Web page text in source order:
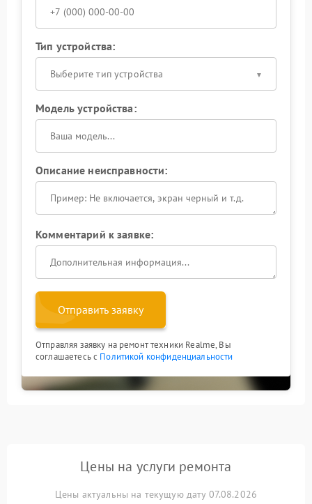
Тип устройства:
Выберите тип устройства
Модель устройства:
Описание неисправности:
Комментарий к заявке:
Отправить заявку
Отправляя заявку на ремонт техники Realme, Вы
соглашаетесь с Политикой конфиденциальности
Цены на услуги ремонта
Цены актуальны на текущую дату 07.08.2026